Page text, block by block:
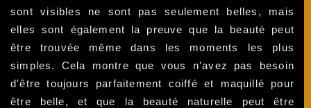
sont visibles ne sont pas seulement belles, mais
elles sont également la preuve que la beauté peut
être trouvée même dans les moments les plus
simples. Cela montre que vous n'avez pas besoin
d'être toujours parfaitement coiffé et maquillé pour
être belle, et que la beauté naturelle peut être